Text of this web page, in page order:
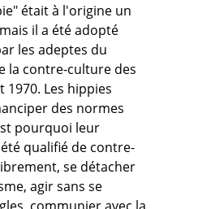
était à l'origine un
il a été adopté
les adeptes du
la contre-culture des
1970. Les hippies
des normes
pourquoi leur
qualifié de contre-
se détacher
agir sans se
communier avec la